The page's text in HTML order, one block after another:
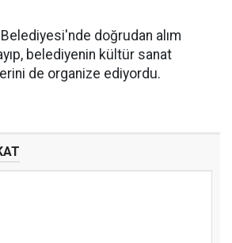
doğrudan alım
belediyenin kültür sanat
de organize ediyordu.